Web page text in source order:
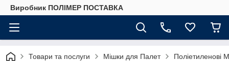
Виробник ПОЛІМЕР ПОСТАВКА
Товари та послуги Мішки для Палет Поліетиленові